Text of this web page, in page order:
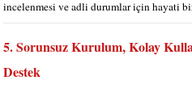
incelenmesi ve adli durumlar için hayati
5. Sorunsuz Kurulum, Kolay
Destek